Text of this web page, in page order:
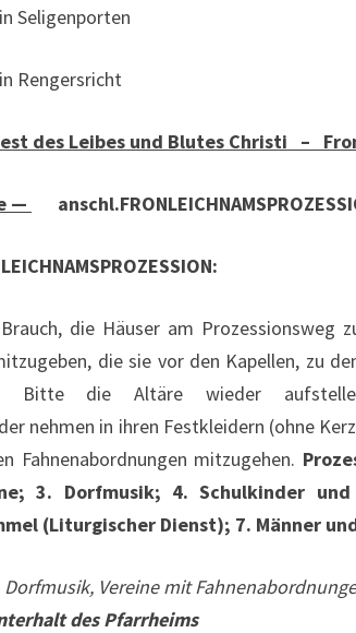
Seligenporten
Rengersricht
des Leibes und Blutes Christi –
—
die Häuser am Prozessionsweg
die sie vor den Kapellen, zu
Bitte die Altäre wieder
nehmen in ihren Festkleidern (ohne
Fahnenabordnungen mitzugehen.
3. Dorfmusik; 4. Schulkinder
(Liturgischer Dienst); 7. Männer
Vereine mit
des Pfarrheims